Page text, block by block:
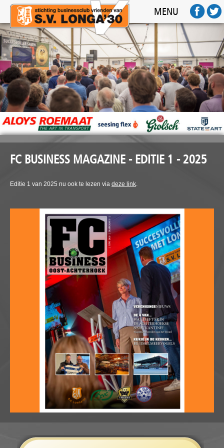
HOME
ACTIVITEITEN
SPONSOREN
FOTO'S
AFTERMOVIE
FC BUSINESS
CONTACT
MENU
FC BUSINESS MAGAZINE - EDITIE 1 - 2025
Editie 1 van 2025 nu ook te lezen via deze link.